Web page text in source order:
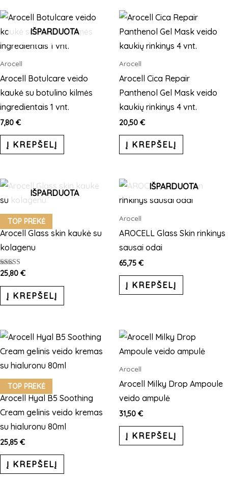
IŠPARDUOTA
Arocell
Arocell Botulcare veido
kaukė su botulino kilmės
ingredientais 1 vnt.
7,80 €
Į KREPŠELĮ
Arocell
Arocell Cica Repair
Panthenol Gel Mask veido
kaukių rinkinys 4 vnt.
20,50 €
Į KREPŠELĮ
TOP PREKĖ
IŠPARDUOTA
Arocell
Arocell Glass skin kaukė su
kolagenu
Įvertinimas:
5.00
iš 5
25,80 €
Į KREPŠELĮ
IŠPARDUOTA
Arocell
AROCELL Glass Skin rinkinys
sausai odai
65,75 €
Į KREPŠELĮ
TOP PREKĖ
Arocell
Arocell Hyal B5 Soothing
Cream gelinis veido kremas
su hialuronu 80ml
25,85 €
Į KREPŠELĮ
Arocell
Arocell Milky Drop Ampoule
veido ampulė
31,50 €
Į KREPŠELĮ